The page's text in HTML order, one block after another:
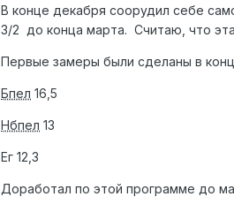
В конце декабря соорудил себе
3/2 до конца марта. Считаю, что
Первые замеры были сделаны в
Бпел 16,5
Нбпел 13
Ег 12,3
Доработал по этой программе до